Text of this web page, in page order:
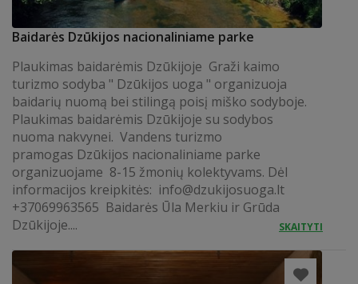
Baidarės Dzūkijos nacionaliniame parke
Plaukimas baidarėmis Dzūkijoje Graži kaimo
turizmo sodyba " Dzūkijos uoga " organizuoja
baidarių nuomą bei stilingą poisį miško sodyboje.
Plaukimas baidarėmis Dzūkijoje su sodybos
nuoma nakvynei. Vandens turizmo
pramogas Dzūkijos nacionaliniame parke
organizuojame 8-15 žmonių kolektyvams. Dėl
informacijos kreipkitės: info@dzukijosuoga.lt
+37069963565 Baidarės Ūla Merkiu ir Grūda
Dzūkijoje....
SKAITYTI